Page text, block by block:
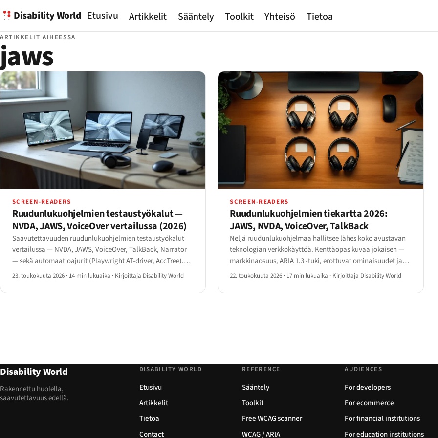
Disability World Etusivu Artikkelit Sääntely Toolkit Yhteisö Tietoa
ARTIKKELIT AIHEESSA
jaws
SCREEN-READERS
Ruudunlukuohjelmien testaustyökalut —
NVDA, JAWS, VoiceOver vertailussa (2026)
Saavutettavuuden ruudunlukuohjelmien testaustyökalut
vertailussa — NVDA, JAWS, VoiceOver, TalkBack, Narrator
— sekä automaatioajurit (Playwright AT-driver, AccTree).
Testaustyönkulku 2026.
23. toukokuuta 2026 · 14 min lukuaika · Kirjoittaja Disability World
SCREEN-READERS
Ruudunlukuohjelmien tiekartta 2026:
JAWS, NVDA, VoiceOver, TalkBack
Neljä ruudunlukuohjelmaa hallitsee lähes koko avustavan
teknologian verkkokäyttöä. Kenttäopas kuvaa jokaisen —
markkinaosuus, ARIA 1.3 -tuki, erottuvat ominaisuudet ja
käyttöönottomalli.
22. toukokuuta 2026 · 17 min lukuaika · Kirjoittaja Disability World
Disability World
Rakennettu huolella,
saavutettavuus edellä.
DISABILITY WORLD
Etusivu
Artikkelit
Tietoa
Contact
REFERENCE
Sääntely
Toolkit
Free WCAG scanner
WCAG / ARIA
AUDIENCES
For developers
For ecommerce
For financial institutions
For education institutions